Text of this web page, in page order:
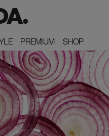
PREMIUM
PREMIUM SHOP
SHOP